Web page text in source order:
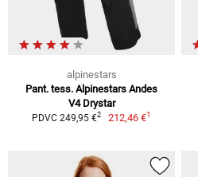
alpinestars
Pant. tess. Alpinestars Andes
V4 Drystar
PDVC 249,95 €2 212,46 €1